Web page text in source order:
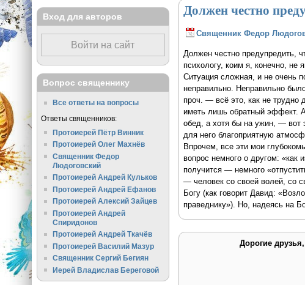
Должен честно
Священник Федор
Должен честно предупредить,
психологу, коим я, конечно, не
Ситуация сложная, и не очень
неправильно. Неправильно
проч. — всё это, как не трудно
иметь лишь обратный эффект.
обед, а хотя бы на ужин, — вот
для него благоприятную
Впрочем, все эти мои
вопрос немного о другом: «как
получится — немного
— человек со своей волей, со
Богу (как говорит Давид:
праведнику»). Но, надеясь на
Дорогие
Вход для авторов
Войти на сайт
Вопрос священнику
Все ответы на вопросы
Ответы священников:
Протоиерей Пётр Винник
Протоиерей Олег Махнёв
Священник Федор
Людоговский
Протоиерей Андрей Кульков
Протоиерей Андрей Ефанов
Протоиерей Алексий Зайцев
Протоиерей Андрей
Спиридонов
Протоиерей Андрей Ткачёв
Протоиерей Василий Мазур
Священник Сергий Бегиян
Иерей Владислав Береговой